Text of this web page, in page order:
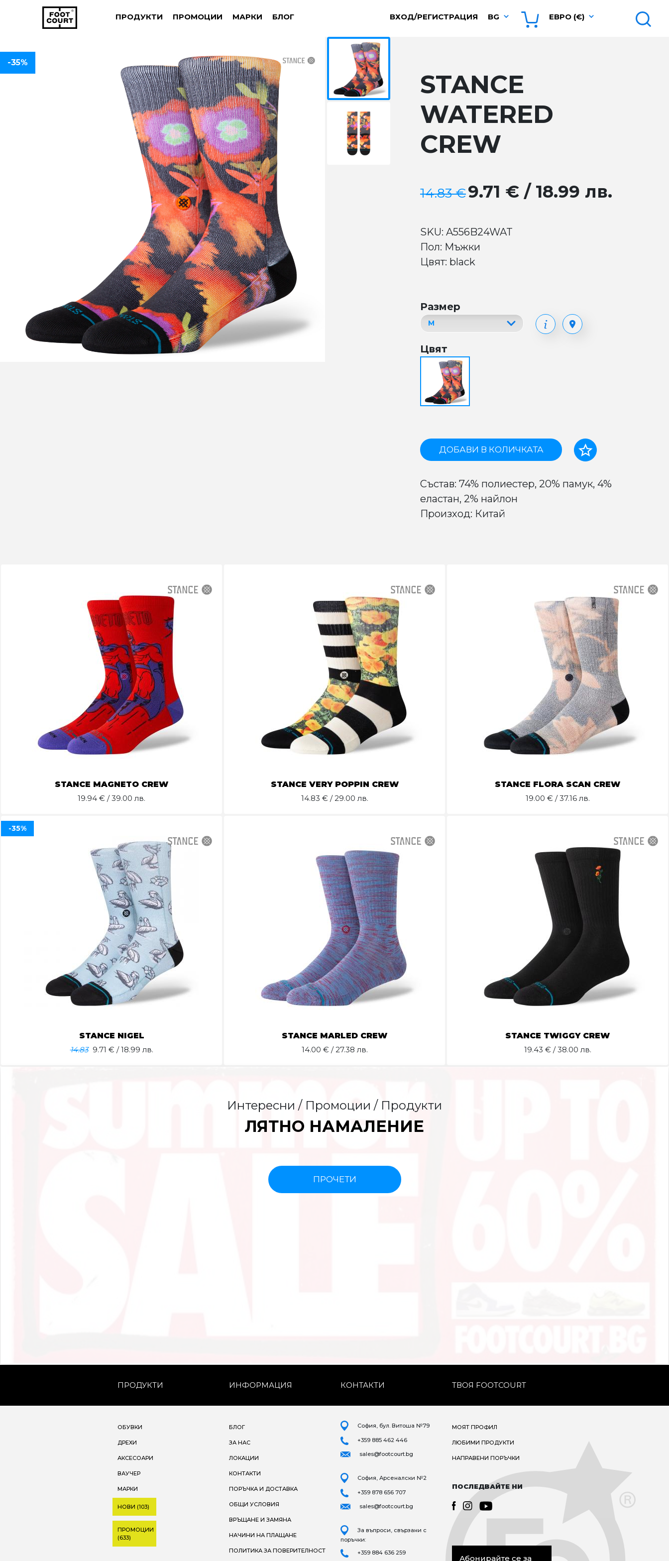
ПРОДУКТИ ПРОМОЦИИ МАРКИ БЛОГ ВХОД/РЕГИСТРАЦИЯ BG ЕВРО (€)
-35%
STANCE
WATERED
CREW
14.83 €9.71 € / 18.99 лв.
SKU: A556B24WAT
Пол: Мъжки
Цвят: black
Размер
Цвят
ДОБАВИ В КОЛИЧКАТА
Състав: 74% полиестер, 20% памук, 4%
еластан, 2% найлон
Произход: Китай
STANCE MAGNETO CREW
19.94 € / 39.00 лв.
STANCE VERY POPPIN CREW
14.83 € / 29.00 лв.
STANCE FLORA SCAN CREW
19.00 € / 37.16 лв.
STANCE NIGEL
14.83 9.71 € / 18.99 лв.
-35%
STANCE MARLED CREW
14.00 € / 27.38 лв.
STANCE TWIGGY CREW
19.43 € / 38.00 лв.
Интересни / Промоции / Продукти
ЛЯТНО НАМАЛЕНИЕ
ПРОЧЕТИ
ПРОДУКТИ ИНФОРМАЦИЯ КОНТАКТИ ТВОЯ FOOTCOURT
ОБУВКИ
ДРЕХИ
АКСЕСОАРИ
ВАУЧЕР
МАРКИ
НОВИ (103)
ПРОМОЦИИ
(633)
БЛОГ
ЗА НАС
ЛОКАЦИИ
КОНТАКТИ
ПОРЪЧКА И ДОСТАВКА
ОБЩИ УСЛОВИЯ
ВРЪЩАНЕ И ЗАМЯНА
НАЧИНИ НА ПЛАЩАНЕ
ПОЛИТИКА ЗА ПОВЕРИТЕЛНОСТ
София, бул. Витоша №79
+359 885 462 446
sales@footcourt.bg
София, Арсеналски №2
+359 878 656 707
sales@footcourt.bg
За въпроси, свързани с
поръчки:
+359 884 636 259
МОЯТ ПРОФИЛ
ЛЮБИМИ ПРОДУКТИ
НАПРАВЕНИ ПОРЪЧКИ
ПОСЛЕДВАЙТЕ НИ
Абонирайте се за